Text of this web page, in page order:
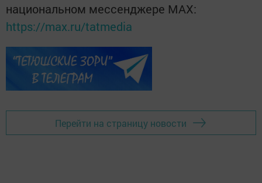
национальном мессенджере MАХ:
https://max.ru/tatmedia
Перейти на страницу новости